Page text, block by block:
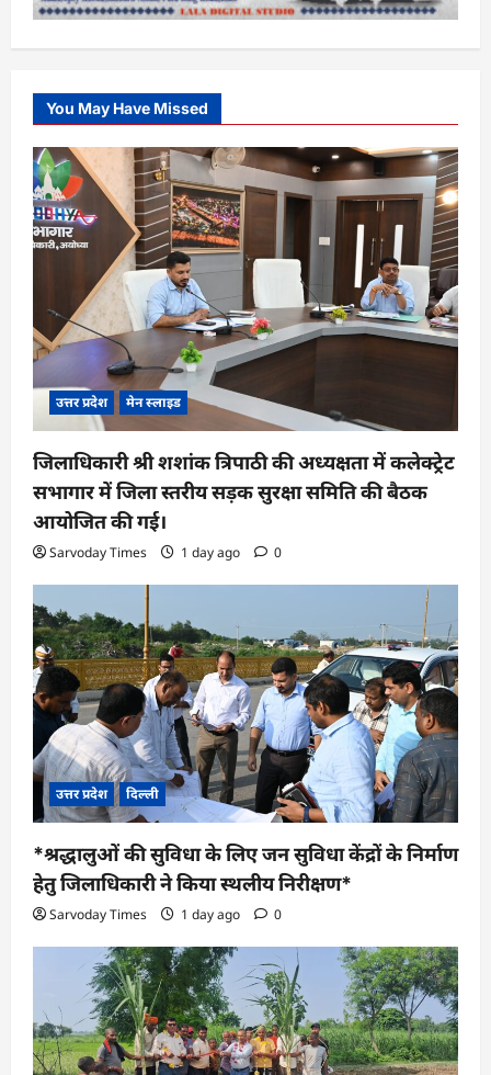
You May Have Missed
उत्तर प्रदेश मेन स्लाइड
जिलाधिकारी श्री शशांक त्रिपाठी की अध्यक्षता में कलेक्ट्रेट
सभागार में जिला स्तरीय सड़क सुरक्षा समिति की बैठक
आयोजित की गई।
Sarvoday Times 1 day ago 0
उत्तर प्रदेश दिल्ली
*श्रद्धालुओं की सुविधा के लिए जन सुविधा केंद्रों के निर्माण
हेतु जिलाधिकारी ने किया स्थलीय निरीक्षण*
Sarvoday Times 1 day ago 0